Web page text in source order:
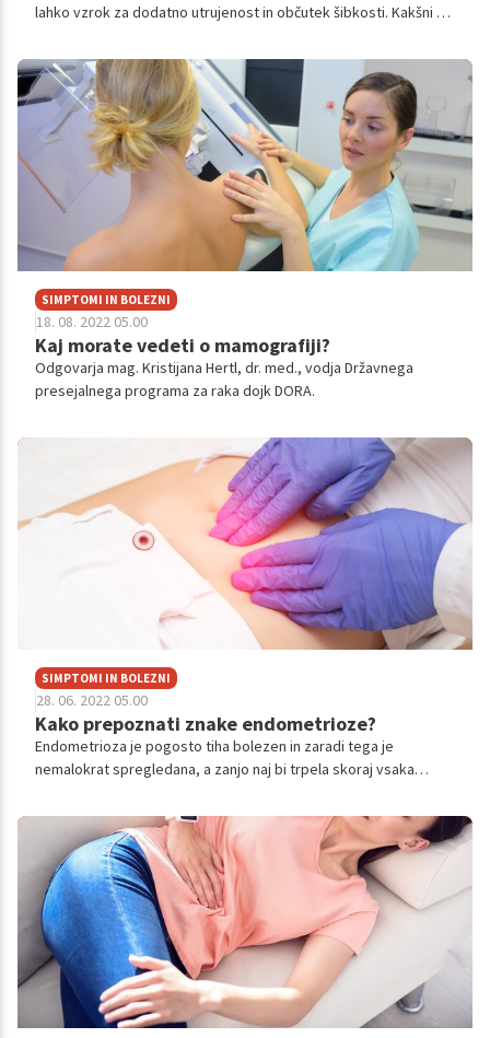
lahko vzrok za dodatno utrujenost in občutek šibkosti. Kakšni so
težavo borimo?
SIMPTOMI IN BOLEZNI
18. 08. 2022 05.00
Kaj morate vedeti o mamografiji?
Odgovarja mag. Kristijana Hertl, dr. med., vodja Državnega
presejalnega programa za raka dojk DORA.
SIMPTOMI IN BOLEZNI
28. 06. 2022 05.00
Kako prepoznati znake endometrioze?
Endometrioza je pogosto tiha bolezen in zaradi tega je
nemalokrat spregledana, a zanjo naj bi trpela skoraj vsaka
nekaterih primerih tudi resne posledice, med drugim pa je lahko
kriva za neplodnost.